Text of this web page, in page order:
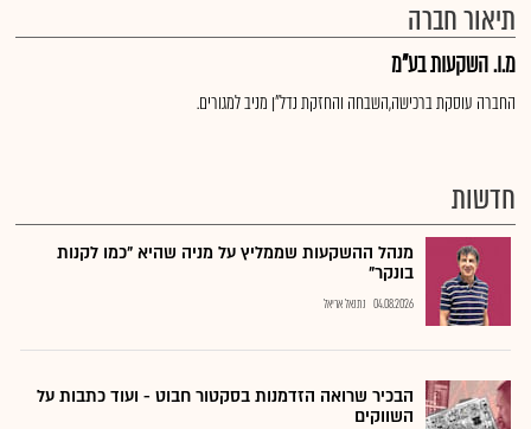
תיאור חברה
מ.ו. השקעות בע"מ
החברה עוסקת ברכישה,השבחה והחזקת נדל"ן מניב למגורים.
חדשות
מנהל ההשקעות שממליץ על מניה שהיא "כמו לקנות
בונקר"
04.08.2026 נתנאל אריאל
הבכיר שרואה הזדמנות בסקטור חבוט - ועוד כתבות על
השווקים